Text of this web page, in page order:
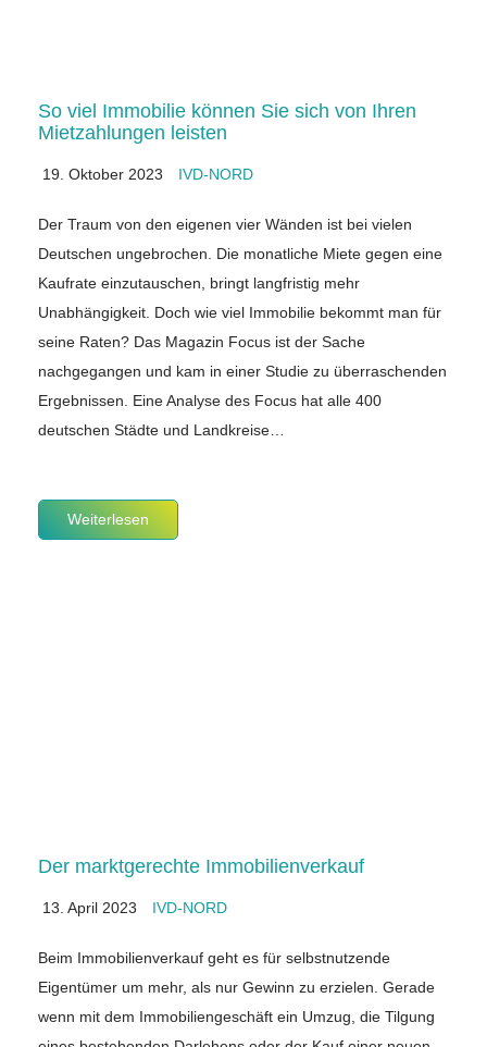
So viel Immobilie können Sie sich von Ihren
Mietzahlungen leisten
19. Oktober 2023 IVD-NORD
Der Traum von den eigenen vier Wänden ist bei vielen
Deutschen ungebrochen. Die monatliche Miete gegen eine
Kaufrate einzutauschen, bringt langfristig mehr
Unabhängigkeit. Doch wie viel Immobilie bekommt man für
seine Raten? Das Magazin Focus ist der Sache
nachgegangen und kam in einer Studie zu überraschenden
Ergebnissen. Eine Analyse des Focus hat alle 400
deutschen Städte und Landkreise…
Weiterlesen
Der marktgerechte Immobilienverkauf
13. April 2023 IVD-NORD
Beim Immobilienverkauf geht es für selbstnutzende
Eigentümer um mehr, als nur Gewinn zu erzielen. Gerade
wenn mit dem Immobiliengeschäft ein Umzug, die Tilgung